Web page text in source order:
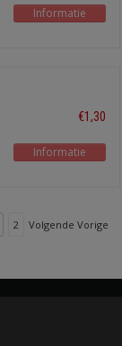
Informatie
€1,30
Informatie
2 Volgende Vorige